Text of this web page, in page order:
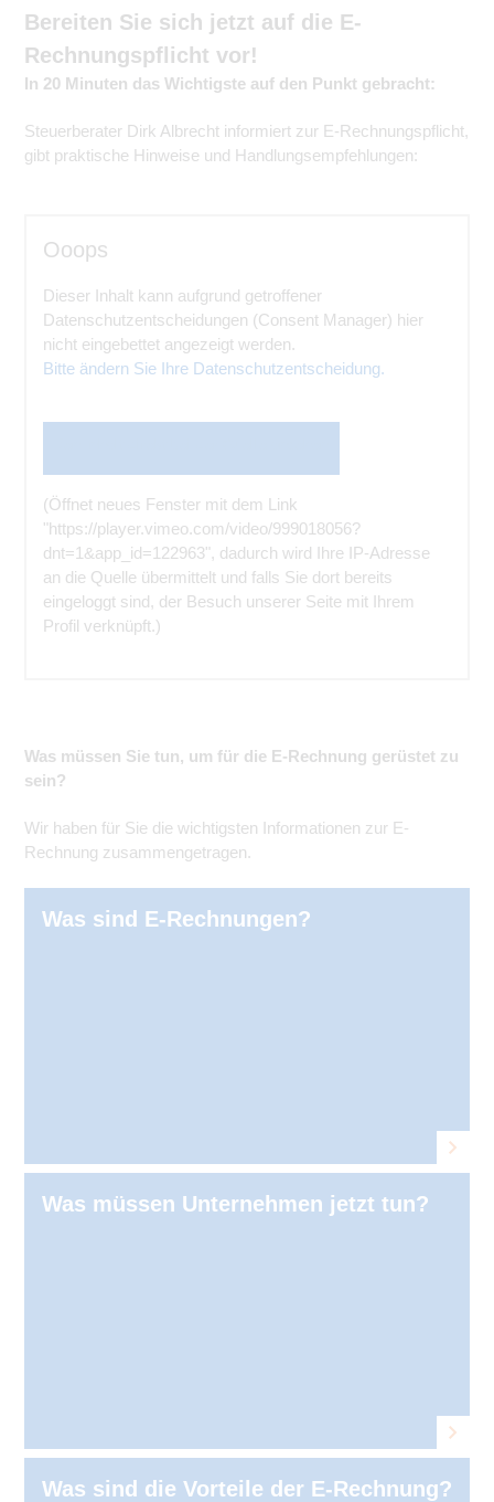
Bereiten Sie sich jetzt auf die E-
Rechnungspflicht vor!
In 20 Minuten das Wichtigste auf den Punkt gebracht:
Steuerberater Dirk Albrecht informiert zur E-Rechnungspflicht,
gibt praktische Hinweise und Handlungsempfehlungen:
Ooops
Dieser Inhalt kann aufgrund getroffener
Datenschutzentscheidungen (Consent Manager) hier
nicht eingebettet angezeigt werden.
Bitte ändern Sie Ihre Datenschutzentscheidung.
(Öffnet neues Fenster mit dem Link
"https://player.vimeo.com/video/999018056?
dnt=1&app_id=122963", dadurch wird Ihre IP-Adresse
an die Quelle übermittelt und falls Sie dort bereits
eingeloggt sind, der Besuch unserer Seite mit Ihrem
Profil verknüpft.)
Was müssen Sie tun, um für die E-Rechnung gerüstet zu
sein?
Wir haben für Sie die wichtigsten Informationen zur E-
Rechnung zusammengetragen.
Was sind E⁠‑⁠Rechnungen?
Was müssen Unternehmen jetzt tun?
Was sind die Vorteile der E⁠‑⁠Rechnung?